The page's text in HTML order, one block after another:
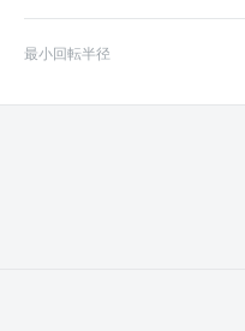
最小回転半径